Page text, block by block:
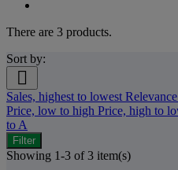
There are 3 products.
Sort by:

Sales, highest to lowest Relevance
Price, low to high Price, high to
to A
Filter
Showing 1-3 of 3 item(s)